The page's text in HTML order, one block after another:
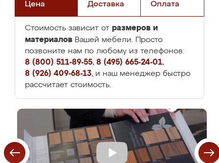
Цена Доставка Оплата
Стоимость зависит от размеров и
материалов Вашей мебели. Просто
позвоните нам по любому из телефонов:
8 (800) 511-89-55, 8 (495) 665-24-01,
8 (926) 409-68-13, и наш менеджер быстро
рассчитает стоимость.